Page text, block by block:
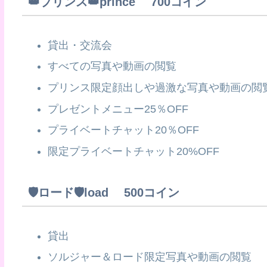
貸出・交流会
すべての写真や動画の閲覧
プリンス限定顔出しや過激な写真や動画の閲
プレゼントメニュー25％OFF
プライベートチャット20％OFF
限定プライベートチャット20%OFF
🛡️ロード🛡️load 500コイン
貸出
ソルジャー＆ロード限定写真や動画の閲覧